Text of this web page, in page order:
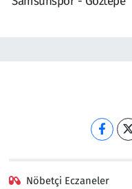
Nöbetçi Eczaneler